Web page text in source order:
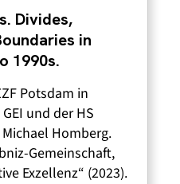
Divides,
in
1990s.
Potsdam in
und der HS
Homberg.
Gemeinschaft,
Exzellenz“ (2023).